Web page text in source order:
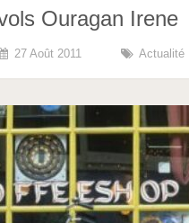
Ouragan Irene
27 Août 2011 Actualité